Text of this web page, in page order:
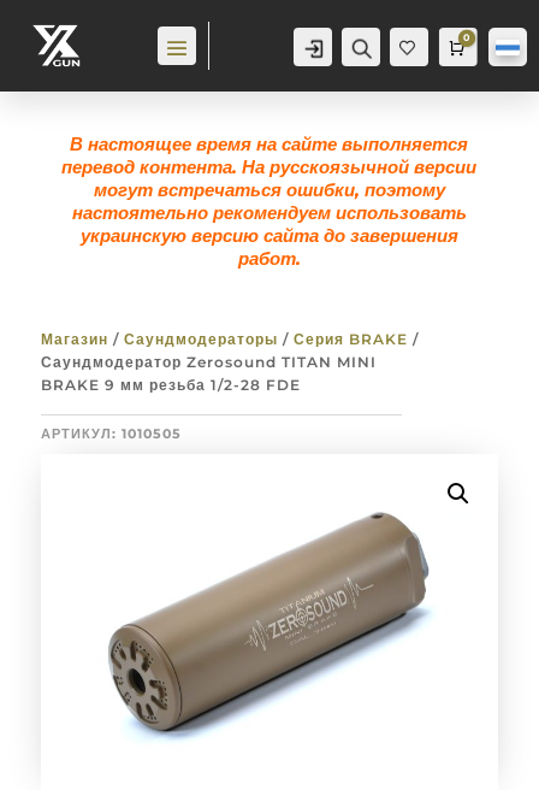
Аккаунт Поиск
Же
лан
Корзина
0
0,0грн
В настоящее время на сайте выполняется
перевод контента. На русскоязычной версии
могут встречаться ошибки, поэтому
настоятельно рекомендуем использовать
украинскую версию сайта до завершения
работ.
Магазин / Саундмодераторы / Серия BRAKE /
Саундмодератор Zerosound TITAN MINI
BRAKE 9 мм резьба 1/2-28 FDE
АРТИКУЛ: 1010505